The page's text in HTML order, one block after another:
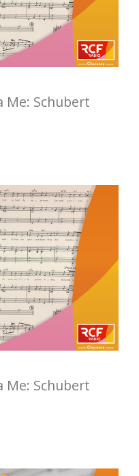
Me: Schubert
Me: Schubert